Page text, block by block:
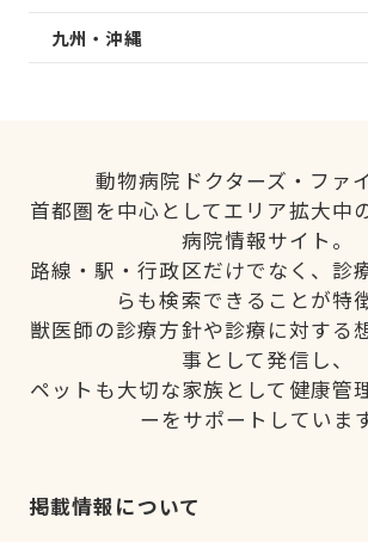
九州・沖縄
動物病院ドクターズ・ファ
首都圏を中心としてエリア拡大中
病院情報サイト。
路線・駅・行政区だけでなく、診
らも検索できることが特
獣医師の診療方針や診療に対する
事として発信し、
ペットも大切な家族として健康管
ーをサポートしています
掲載情報について